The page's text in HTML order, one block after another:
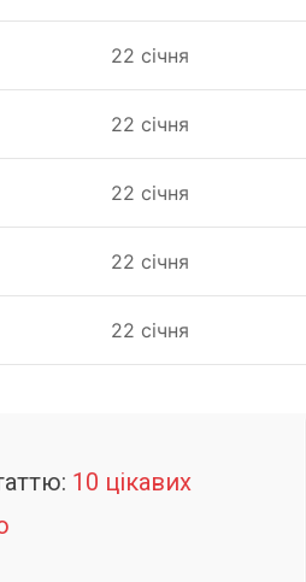
22 січня
22 січня
22 січня
22 січня
22 січня
10 цікавих